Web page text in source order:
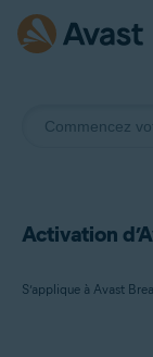
Activation